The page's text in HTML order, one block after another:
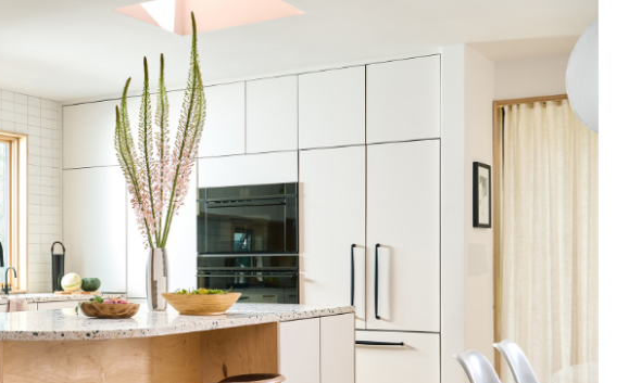
Una selezione di spazi pubblici e
ristoranti: interni ispirazionali che
hanno come comune
denominatore l’uso delle
collezioni Mutina.
SEE ALL PROJECTS